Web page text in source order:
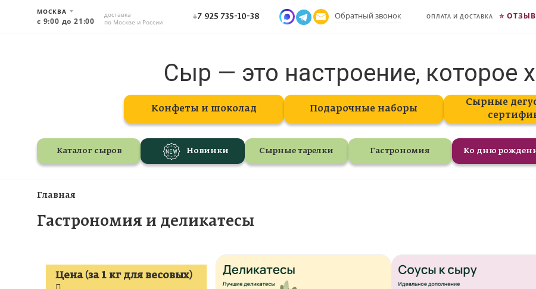
МОСКВА
с 9:00 до 21:00
доставка
по Москве и России
+7 925 735-10-38 Обратный звонок ОПЛАТА И ДОСТАВКА
Сыр — это настроение, которое
Конфеты и шоколад Подарочные наборы
Сырные
Каталог сыров Новинки Сырные тарелки Гастрономия Ко дню
Главная
Гастрономия и деликатесы
Цена (за 1 кг для весовых)